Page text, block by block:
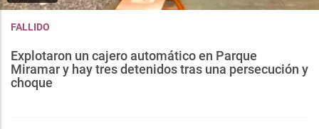
FALLIDO
Explotaron un cajero automático en Parque
Miramar y hay tres detenidos tras una persecución y
choque